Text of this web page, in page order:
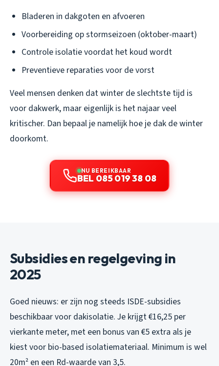
Bladeren in dakgoten en afvoeren
Voorbereiding op stormseizoen (oktober-maart)
Controle isolatie voordat het koud wordt
Preventieve reparaties voor de vorst
Veel mensen denken dat winter de slechtste tijd is
voor dakwerk, maar eigenlijk is het najaar veel
kritischer. Dan bepaal je namelijk hoe je dak de winter
doorkomt.
NU BEREIKBAAR
BEL 085 019 38 08
Subsidies en regelgeving in
2025
Goed nieuws: er zijn nog steeds ISDE-subsidies
beschikbaar voor dakisolatie. Je krijgt €16,25 per
vierkante meter, met een bonus van €5 extra als je
kiest voor bio-based isolatiemateriaal. Minimum is wel
20m² en een Rd-waarde van 3,5.